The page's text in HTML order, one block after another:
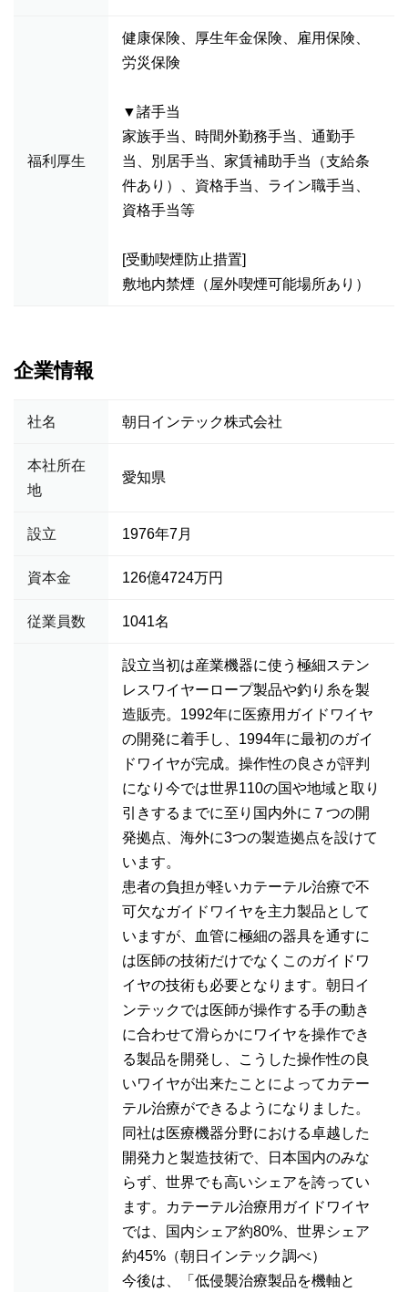
福利厚生
健康保険、厚生年金保険、雇用保険、
労災保険
▼諸手当
家族手当、時間外勤務手当、通勤手
当、別居手当、家賃補助手当（支給条
件あり）、資格手当、ライン職手当、
資格手当等
[受動喫煙防止措置]
敷地内禁煙（屋外喫煙可能場所あり）
企業情報
社名 朝日インテック株式会社
本社所在
地
愛知県
設立 1976年7月
資本金 126億4724万円
従業員数 1041名
設立当初は産業機器に使う極細ステン
レスワイヤーロープ製品や釣り糸を製
造販売。1992年に医療用ガイドワイヤ
の開発に着手し、1994年に最初のガイ
ドワイヤが完成。操作性の良さが評判
になり今では世界110の国や地域と取り
引きするまでに至り国内外に７つの開
発拠点、海外に3つの製造拠点を設けて
います。
患者の負担が軽いカテーテル治療で不
可欠なガイドワイヤを主力製品として
いますが、血管に極細の器具を通すに
は医師の技術だけでなくこのガイドワ
イヤの技術も必要となります。朝日イ
ンテックでは医師が操作する手の動き
に合わせて滑らかにワイヤを操作でき
る製品を開発し、こうした操作性の良
いワイヤが出来たことによってカテー
テル治療ができるようになりました。
同社は医療機器分野における卓越した
開発力と製造技術で、日本国内のみな
らず、世界でも高いシェアを誇ってい
ます。カテーテル治療用ガイドワイヤ
では、国内シェア約80%、世界シェア
約45%（朝日インテック調べ）
今後は、「低侵襲治療製品を機軸と